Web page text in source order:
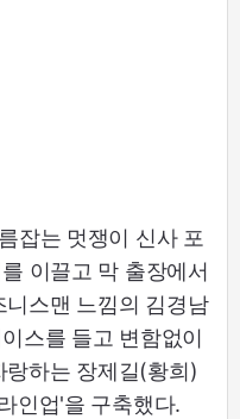
잡는 멋쟁이 신사 포
이끌고 막 출장에서
스맨 느낌의 김경남
스를 들고 변함없이
랑하는 장제길(황희)
인업'을 구축했다.